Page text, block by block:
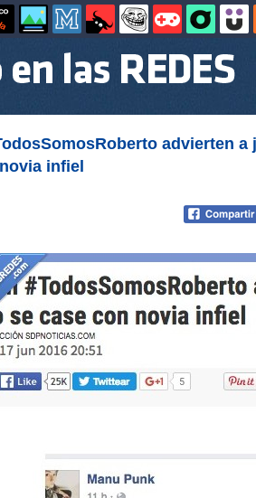
advierten a
infiel